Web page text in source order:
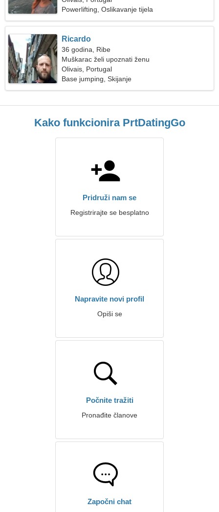
Powerlifting, Oslikavanje tijela
Ricardo
36 godina, Ribe
Muškarac želi upoznati ženu
Olivais, Portugal
Base jumping, Skijanje
Kako funkcionira PrtDatingGo
Pridruži nam se
Registrirajte se besplatno
Napravite novi profil
Opiši se
Počnite tražiti
Pronađite članove
Započni chat